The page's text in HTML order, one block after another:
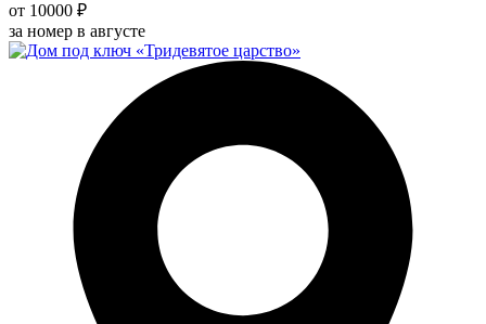
от 10000 ₽
за номер в августе